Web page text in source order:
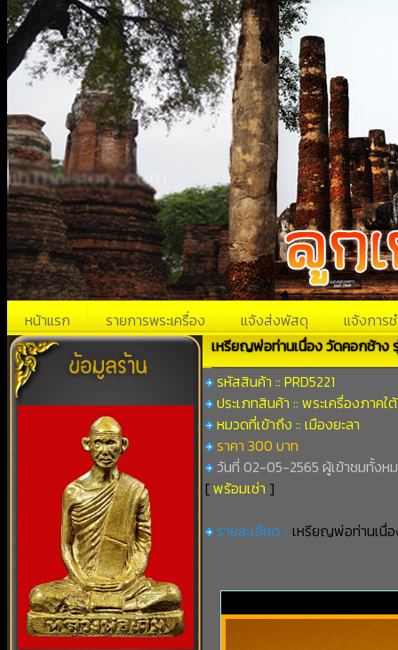
หน้าแรก รายการพระเครื่อง แจ้งส่งพัสดุ แจ้งการช
เหรียญพ่อท่านเนื่อง วัดคอกช้าง
รหัสสินค้า :: PRD5221
ประเภทสินค้า :: พระเครื่องภาคใต้
หมวดที่เข้าถึง :: เมืองยะลา
ราคา 300 บาท
วันที่ 02-05-2565 ผู้เข้าชมทั้งห
[พร้อมเช่า ]
รายละเอียด :: เหรียญพ่อท่านเนื่